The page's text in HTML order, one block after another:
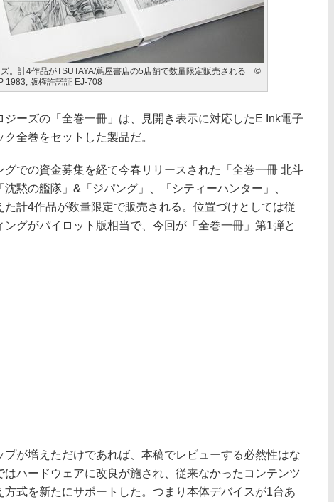
ズ。計4作品がTSUTAYA/蔦屋書店の5店舗で数量限定販売される ©
1983, 版権許諾証 EJ-708
ーズの「全巻一冊」は、見開き表示に対応したE Ink電子
全巻をセットした製品だ。
での資金募集を経て今春リリースされた「全巻一冊 北斗
黙の艦隊」&「ジパング」、「シティーハンター」、
た計4作品が数量限定で販売される。位置づけとしては従
グがパイロット版相当で、今回が「全巻一冊」第1弾と
が増えただけであれば、本稿でレビューする必然性はな
はハードウェアに改良が施され、従来なかったコンテンツ
方式を新たにサポートした。つまり本体デバイスが1台あ